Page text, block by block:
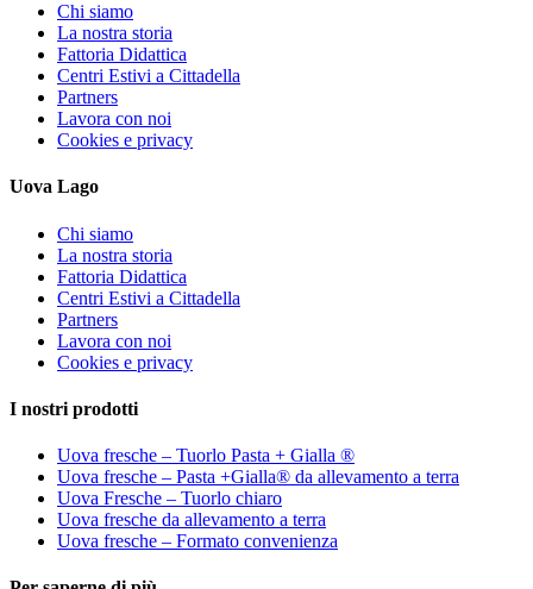
Chi siamo
La nostra storia
Fattoria Didattica
Centri Estivi a Cittadella
Partners
Lavora con noi
Cookies e privacy
Uova Lago
Chi siamo
La nostra storia
Fattoria Didattica
Centri Estivi a Cittadella
Partners
Lavora con noi
Cookies e privacy
I nostri prodotti
Uova fresche – Tuorlo Pasta + Gialla ®
Uova fresche – Pasta +Gialla® da allevamento a terra
Uova Fresche – Tuorlo chiaro
Uova fresche da allevamento a terra
Uova fresche – Formato convenienza